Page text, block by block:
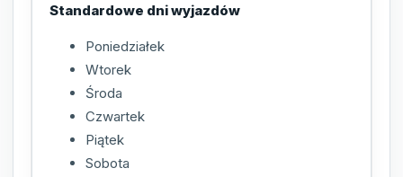
Standardowe dni wyjazdów
Poniedziałek
Wtorek
Środa
Czwartek
Piątek
Sobota